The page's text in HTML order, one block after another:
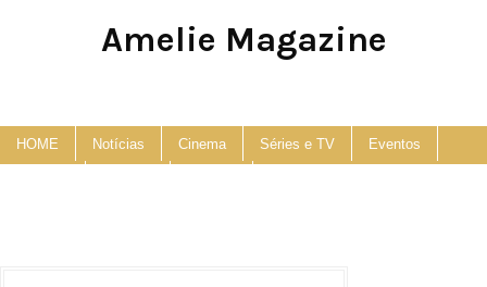
Amelie Magazine
HOME Notícias Cinema Séries e TV Eventos